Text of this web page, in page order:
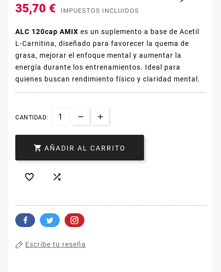
35,70 € IMPUESTOS INCLUIDOS
ALC 120cap AMIX es un suplemento a base de Acetil
L-Carnitina, diseñado para favorecer la quema de
grasa, mejorar el enfoque mental y aumentar la
energía durante los entrenamientos. Ideal para
quienes buscan rendimiento físico y claridad mental.
CANTIDAD:
 AÑADIR AL CARRITO
 
Escribe tu reseña